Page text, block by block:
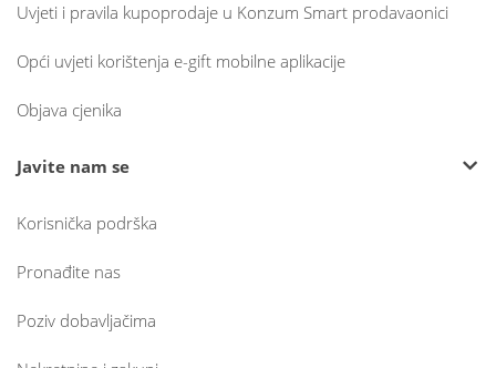
Uvjeti i pravila kupoprodaje u Konzum Smart prodavaonici
Opći uvjeti korištenja e-gift mobilne aplikacije
Objava cjenika
Javite nam se
Korisnička podrška
Pronađite nas
Poziv dobavljačima